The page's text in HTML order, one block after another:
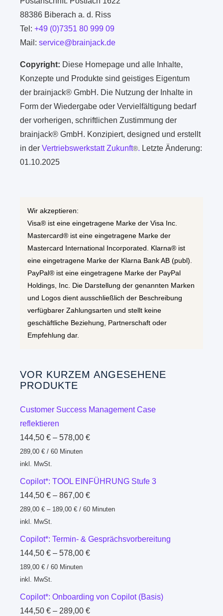
88386 Biberach a. d. Riss
Tel:+49 (0)7351 80 999 09
Mail:service@brainjack.de
Copyright: Diese Homepage und alle Inhalte,
Konzepte und Produkte sind geistiges Eigentum
der brainjack® GmbH. Die Nutzung der Inhalte in
Form der Wiedergabe oder Vervielfältigung bedarf
der vorherigen, schriftlichen Zustimmung der
brainjack® GmbH. Konzipiert, designed und erstellt
in derVertriebswerkstatt Zukunft®. Letzte Änderung:
01.10.2025
Wir akzeptieren:
Visa® ist eine eingetragene Marke der Visa Inc.
Mastercard® ist eine eingetragene Marke der
Mastercard International Incorporated. Klarna® ist
eine eingetragene Marke der Klarna Bank AB (publ).
PayPal® ist eine eingetragene Marke der PayPal
Holdings, Inc. Die Darstellung der genannten Marken
und Logos dient ausschließlich der Beschreibung
verfügbarer Zahlungsarten und stellt keine
geschäftliche Beziehung, Partnerschaft oder
Empfehlung dar.
VOR KURZEM ANGESEHENE
PRODUKTE
Customer Success Management Case
reflektieren
144,50€ –578,00€
289,00€ /60 Minuten
inkl. MwSt.
Copilot*: TOOL EINFÜHRUNG Stufe 3
144,50€ –867,00€
289,00€ – 189,00€ /60 Minuten
inkl. MwSt.
Copilot*: Termin- & Gesprächsvorbereitung
144,50€ –578,00€
189,00€ /60 Minuten
inkl. MwSt.
Copilot*: Onboarding von Copilot (Basis)
144,50€ – 289,00€